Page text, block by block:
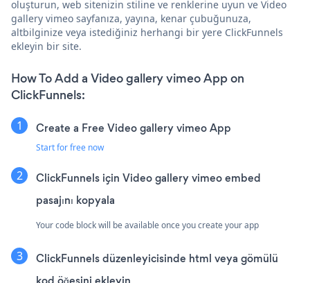
oluşturun, web sitenizin stiline ve renklerine uyun ve Video
gallery vimeo sayfanıza, yayına, kenar çubuğunuza,
altbilginize veya istediğiniz herhangi bir yere ClickFunnels
ekleyin bir site.
How To Add a Video gallery vimeo App on
ClickFunnels:
Create a Free Video gallery vimeo App
Start for free now
ClickFunnels için Video gallery vimeo embed
pasajını kopyala
Your code block will be available once you create your app
ClickFunnels düzenleyicisinde html veya gömülü